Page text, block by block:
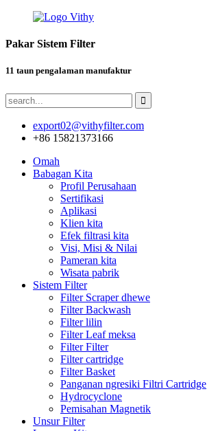
Pakar Sistem Filter
11 taun pengalaman manufaktur
export02@vithyfilter.com
+86 15821373166
Omah
Babagan Kita
Profil Perusahaan
Sertifikasi
Aplikasi
Klien kita
Efek filtrasi kita
Visi, Misi & Nilai
Pameran kita
Wisata pabrik
Sistem Filter
Filter Scraper dhewe
Filter Backwash
Filter lilin
Filter Leaf meksa
Filter Filter
Filter cartridge
Filter Basket
Panganan ngresiki Filtri Cartridge
Hydrocyclone
Pemisahan Magnetik
Unsur Filter